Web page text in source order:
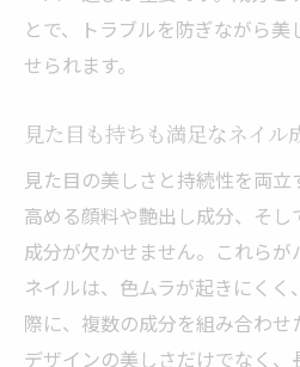
とで、トラブルを防ぎながら
せられます。
見た目も持ちも満足なネイル
見た目の美しさと持続性を両
高める顔料や艶出し成分、そ
成分が欠かせません。これら
ネイルは、色ムラが起きにくく
際に、複数の成分を組み合わせ
デザインの美しさだけでなく、